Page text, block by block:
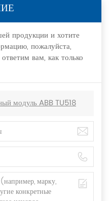
продукции и хотите
пожалуйста,
вам, как только
модуль ABB TU518